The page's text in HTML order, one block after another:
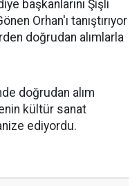
başkanlarını Şişli
Orhan'ı tanıştırıyor
doğrudan alımlarla
doğrudan alım
kültür sanat
ediyordu.